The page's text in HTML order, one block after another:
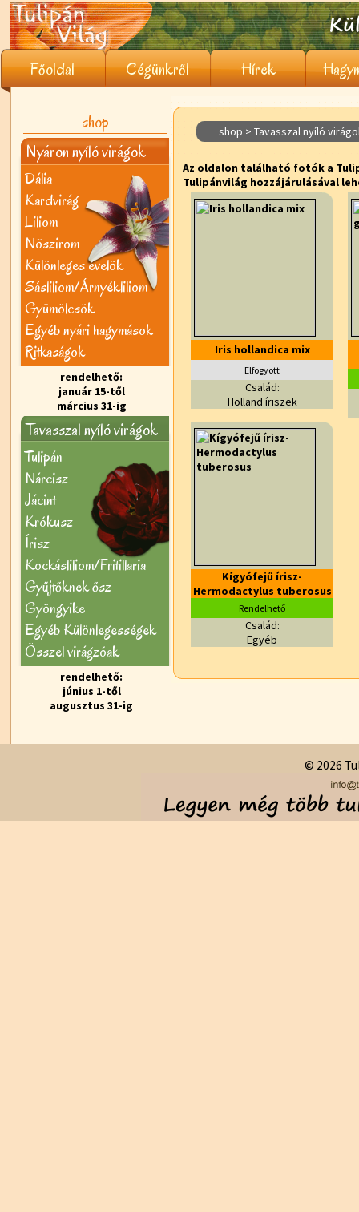
Főoldal Cégünkről Hírek
shop
Nyáron nyíló virágok
Dália
Kardvirág
Liliom
Nõszirom
Különleges évelõk
Sásliliom/Árnyékliliom
Gyümölcsök
Egyéb nyári hagymások
Ritkaságok
rendelhető:
január 15-től
március 31-ig
Tavasszal nyíló virágok
Tulipán
Nárcisz
Jácint
Krókusz
Írisz
Kockásliliom/Fritillaria
Gyűjtőknek ősz
Gyöngyike
Egyéb Különlegességek
Õsszel virágzóak
rendelhető:
június 1-től
augusztus 31-ig
shop > Tavasszal nyíló
Az oldalon található fotók a
Tulipánvilág hozzájárulásával
Iris hollandica mix
Elfogyott
Család:
Holland íriszek
Kígyófejű írisz-
Hermodactylus tuberosus
Rendelhető
Család:
Egyéb
© 2026